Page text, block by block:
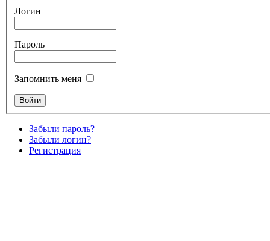
Логин
Пароль
Запомнить меня
Забыли пароль?
Забыли логин?
Регистрация